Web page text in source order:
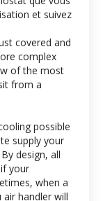
et suivez
covered and
complex
of the most
from a
possible
supply your
design, all
your
when a
handler will